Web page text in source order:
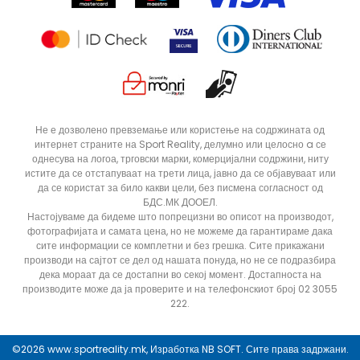
ДОДАДИ ВО КОРПА
Не е дозволено превземање или користење на содржината од
интернет страните на Sport Reality, делумно или целосно a се
однесува на логоа, трговски марки, комерцијални содржини, ниту
истите да се отстапуваат на трети лица, јавно да се објавуваат или
да се користат за било какви цели, без писмена согласност од
БДС.МК ДООЕЛ.
Настојуваме да бидеме што попрецизни во описот на производот,
фотографијата и самата цена, но не можеме да гарантираме дака
сите информации се комплетни и без грешка. Сите прикажани
производи на сајтот се дел од нашата понуда, но не се подразбира
дека мораат да се достапни во секој момент. Достапноста на
производите може да ја проверите и на телефонскиот број 02 3055
222.
©2026 www.sportreality.mk, ИзработкаNB SOFT. Сите права задржани.